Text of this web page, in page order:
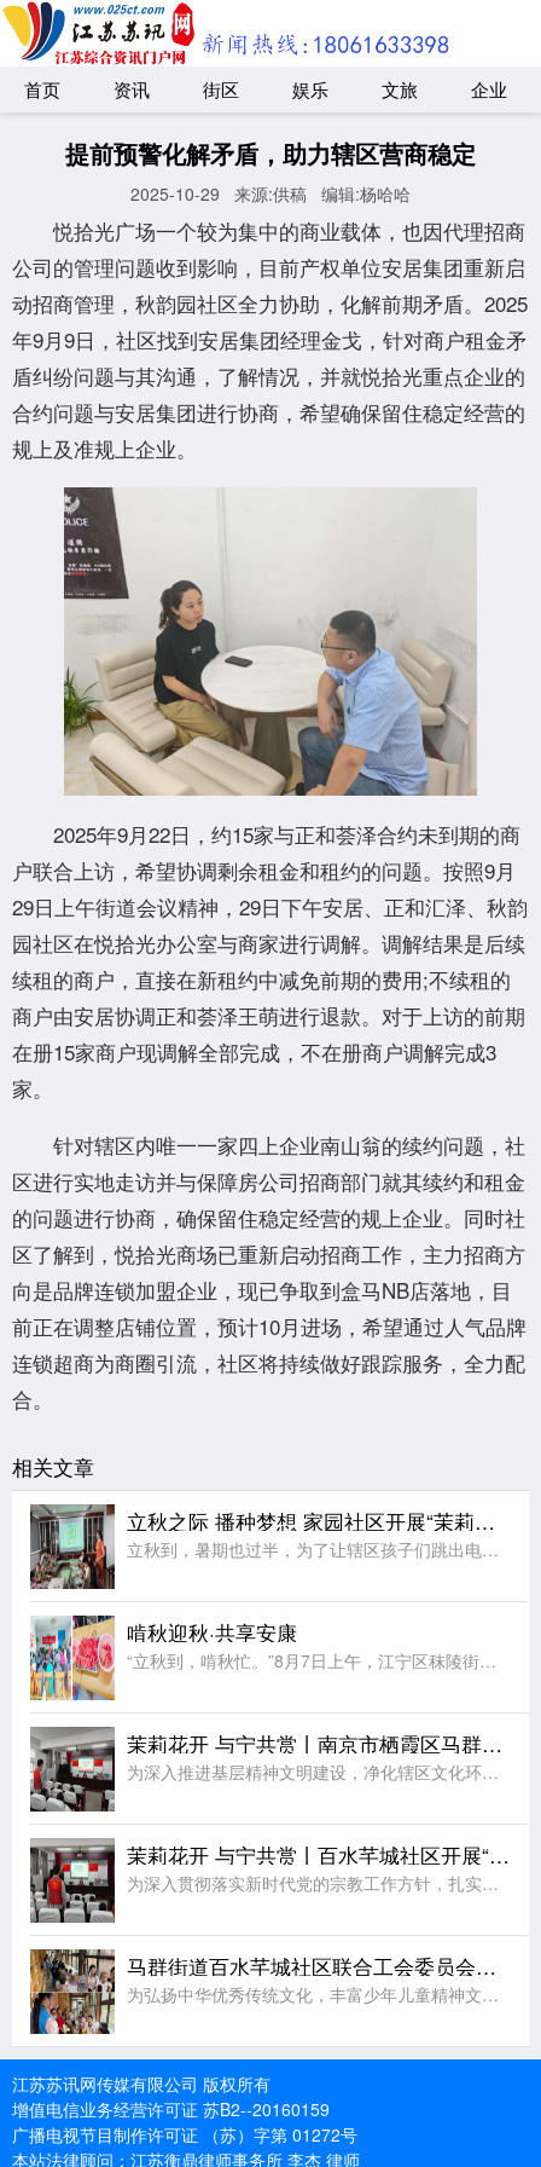
首页 资讯 街区 娱乐 文旅 企业
提前预警化解矛盾，助力辖区营商稳定
2025-10-29 来源:供稿 编辑:杨哈哈
悦拾光广场一个较为集中的商业载体，也因代理招商
公司的管理问题收到影响，目前产权单位安居集团重新启
动招商管理，秋韵园社区全力协助，化解前期矛盾。2025
年9月9日，社区找到安居集团经理金戈，针对商户租金矛
盾纠纷问题与其沟通，了解情况，并就悦拾光重点企业的
合约问题与安居集团进行协商，希望确保留住稳定经营的
规上及准规上企业。
2025年9月22日，约15家与正和荟泽合约未到期的商
户联合上访，希望协调剩余租金和租约的问题。按照9月
29日上午街道会议精神，29日下午安居、正和汇泽、秋韵
园社区在悦拾光办公室与商家进行调解。调解结果是后续
续租的商户，直接在新租约中减免前期的费用;不续租的
商户由安居协调正和荟泽王萌进行退款。对于上访的前期
在册15家商户现调解全部完成，不在册商户调解完成3
家。
针对辖区内唯一一家四上企业南山翁的续约问题，社
区进行实地走访并与保障房公司招商部门就其续约和租金
的问题进行协商，确保留住稳定经营的规上企业。同时社
区了解到，悦拾光商场已重新启动招商工作，主力招商方
向是品牌连锁加盟企业，现已争取到盒马NB店落地，目
前正在调整店铺位置，预计10月进场，希望通过人气品牌
连锁超商为商圈引流，社区将持续做好跟踪服务，全力配
合。
相关文章
立秋之际 播种梦想 家园社区开展“茉莉花开”七彩夏日节气亲子活动
立秋到，暑期也过半，为了让辖区孩子们跳出电子屏幕、沉浸式感受传统节气文化的独特魅力，同时绷紧暑期安全防护弦，在亲子协作中收获充实又安心的暑期记忆，近日，江宁区秣陵街道家园社区在三楼活动空间顺利开展“立
啃秋迎秋·共享安康
“立秋到，啃秋忙。”8月7日上午，江宁区秣陵街道火炬村开展了“啃秋迎秋·共享安康”为主题的立秋敬老活动。活动室里瓜香四溢、笑声阵阵。桌上摆满了红瓤西瓜，老人围坐一堂，一边品尝着清甜的“啃秋”瓜，一边聊
茉莉花开 与宁共赏丨南京市栖霞区马群街道百水芊城社区开展“扫黄打非树新风 全民阅读沐书香”全民阅读活动
为深入推进基层精神文明建设，净化辖区文化环境，培育全民阅读新风尚，筑牢社区思想文化安全防线，8月6日，栖霞区马群街道百水芊城社区党委依托社区新时代文明实践站组织全体社区工作人员，开展“扫黄打非树新风
茉莉花开 与宁共赏丨百水芊城社区开展“依法规范宗教工作 携手共建和谐家园”宣传活动
为深入贯彻落实新时代党的宗教工作方针，扎实推进宗教工作法治化、规范化建设，切实筑牢基层治理安全防线，营造文明和谐、团结稳定的社区氛围，8月6日，栖霞区马群街道百水芊城社区党委依托社区新时代文明实践站精
马群街道百水芊城社区联合工会委员会开展非遗烧箔画手工活动
为弘扬中华优秀传统文化，丰富少年儿童精神文化生活，拉近邻里情感距离，8月7日，栖霞区马群街道科协、马群街道百水芊城社区联合工会委员会、百水芊城社区党委依托新时代文明实践站，组织开展非遗烧箔画手工体验活
江苏苏讯网传媒有限公司 版权所有
增值电信业务经营许可证 苏B2--20160159
广播电视节目制作许可证 （苏）字第 01272号
本站法律顾问：江苏衡鼎律师事务所 李杰 律师